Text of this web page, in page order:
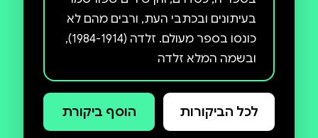
בעיתונים ובכתבי העת, ורבים מהם לא
כונסו בספר מעולם. זלדה (1984-1914),
ובשמה המלא זלדה
שניאורסון־מישקובסקי, נולדה
עם משפחתה והשתקעה בירושלים.
לכל הביקורות הוסף ביקורת